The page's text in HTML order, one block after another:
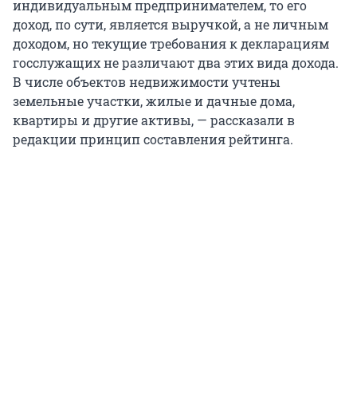
индивидуальным предпринимателем, то его
доход, по сути, является выручкой, а не личным
доходом, но текущие требования к декларациям
госслужащих не различают два этих вида дохода.
В числе объектов недвижимости учтены
земельные участки, жилые и дачные дома,
квартиры и другие активы, — рассказали в
редакции принцип составления рейтинга.